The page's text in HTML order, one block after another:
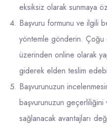
eksiksiz olarak sunmaya
Başvuru formunu ve ilgili
yöntemle gönderin. Çoğu
üzerinden online olarak
giderek elden teslim
Başvurunuzun
başvurunuzun geçerliliğini
sağlanacak avantajları